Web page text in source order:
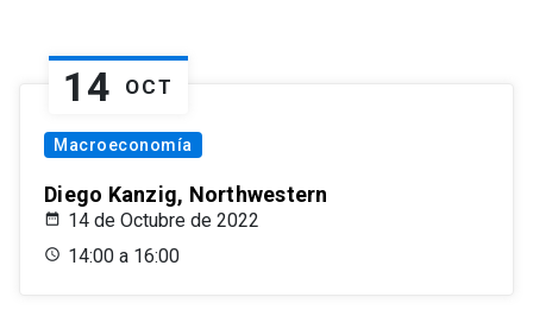
14 OCT
Macroeconomía
Diego Kanzig, Northwestern
14 de Octubre de 2022
14:00 a 16:00